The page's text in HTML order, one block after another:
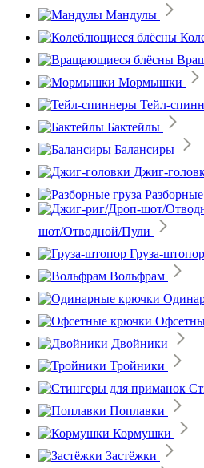
Мандулы
Мормышки
Тейл-
Бактейлы
Балансиры
Джиг-
Разборные
шот/Отводной/Пули
Груза-штопор
Вольфрам
Двойники
Тройники
Поплавки
Кормушки
Застёжки